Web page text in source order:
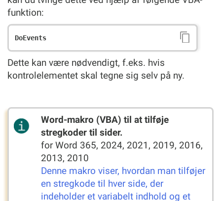
funktion:
Dette kan være nødvendigt, f.eks. hvis
kontrolelementet skal tegne sig selv på ny.
Word-makro (VBA) til at tilføje
stregkoder til sider.
for Word 365, 2024, 2021, 2019, 2016,
2013, 2010
Denne makro viser, hvordan man tilføjer
en stregkode til hver side, der
indeholder et variabelt indhold og et